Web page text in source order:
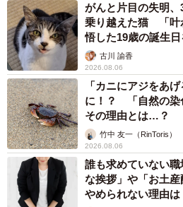
がんと片目の失明
乗り越えた猫 「叶
悟した19歳の誕生
古川 諭香
2026.08.06
「カニにアジをあ
に！？ 「自然の染
その理由とは…？
竹中 友一（RinToris）
2026.08.06
誰も求めていない
な挨拶」や「お土
やめられない理由は